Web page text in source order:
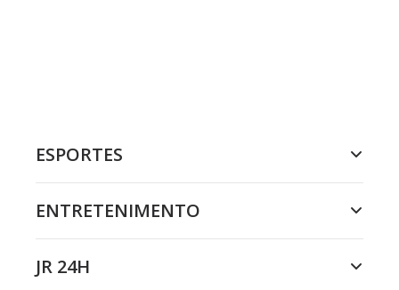
ESPORTES
ENTRETENIMENTO
JR 24H